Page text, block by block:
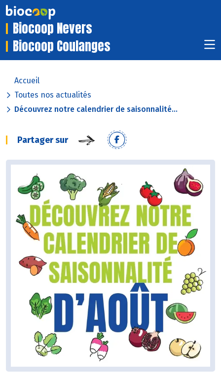
Biocoop Nevers
Biocoop Coulanges
Accueil
Toutes nos actualités
Découvrez notre calendrier de saisonnalité...
Partager sur